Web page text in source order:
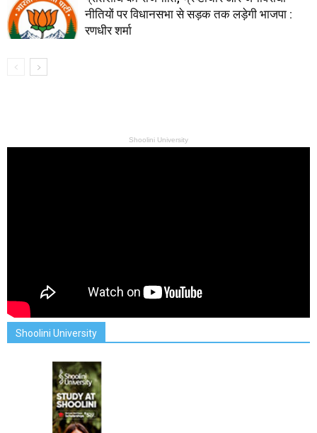
नीतियों पर विधानसभा से सड़क तक लड़ेगी भाजपा :
रणधीर शर्मा
Shoolini University
Shoolini University